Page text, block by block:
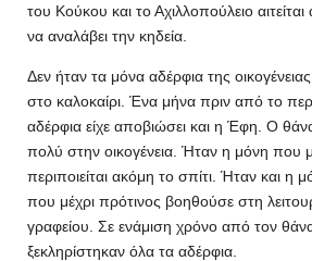
του Κούκου και το Αχιλλοπούλειο
να αναλάβει την κηδεία.
Δεν ήταν τα μόνα αδέρφια της
στο καλοκαίρι. Ένα μήνα πριν από το
αδέρφια είχε αποβιώσει και η Έφη. Ο
πολύ στην οικογένεια. Ήταν η μόνη που
περιποιείται ακόμη το σπίτι. Ήταν και η
που μέχρι πρότινος βοηθούσε στη
γραφείου. Σε ενάμιση χρόνο από τον
ξεκληρίστηκαν όλα τα αδέρφια.